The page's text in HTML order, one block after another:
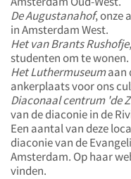
De Augustanahof, onze
in Amsterdam West.
Het van Brants Rushofje
studenten om te wonen.
Het Luthermuseumaan
ankerplaats voor ons
Diaconaal centrum 'de
van de diaconie in de
Een aantal van deze
diaconie van de
Amsterdam. Op haar
vinden.